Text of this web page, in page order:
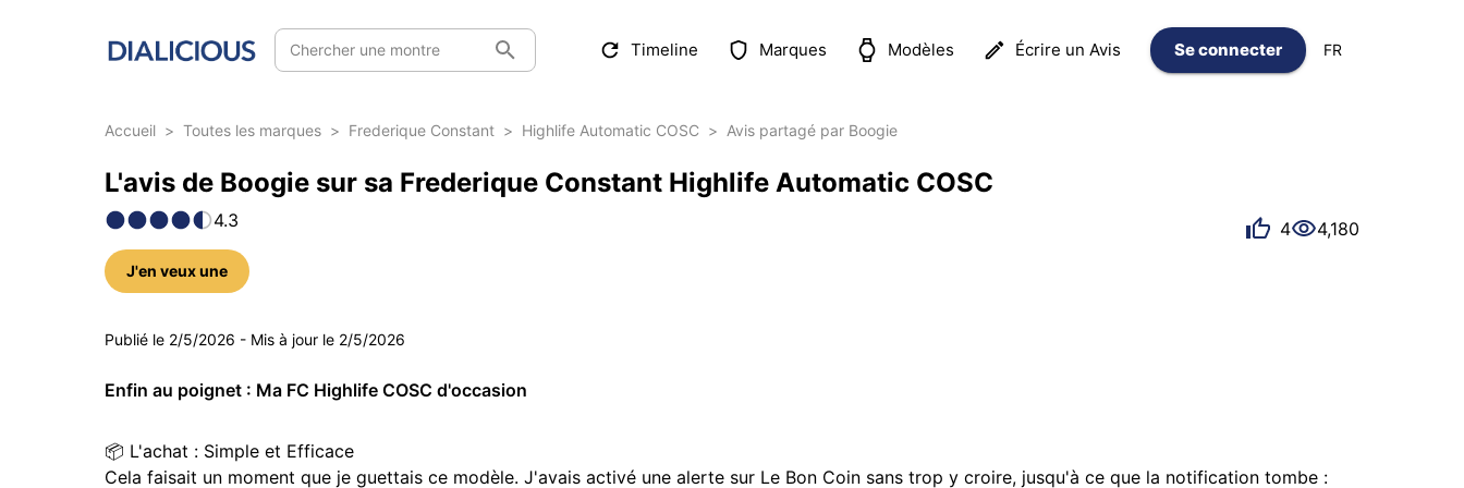
Chercher une montre Timeline Marques Modèles Écrire un Avis Se connecter FR
Accueil > Toutes les marques > Frederique Constant > Highlife Automatic COSC > Avis partagé par Boogie
L'avis de Boogie sur sa Frederique Constant Highlife Automatic COSC
4.3
J'en veux une
4 4,180
Publié le 2/5/2026 - Mis à jour le 2/5/2026
Enfin au poignet : Ma FC Highlife COSC d'occasion
📦 L'achat : Simple et Efficace
Cela faisait un moment que je guettais ce modèle. J'avais activé une alerte sur Le Bon Coin sans trop y croire, jusqu'à ce que la notification tombe :